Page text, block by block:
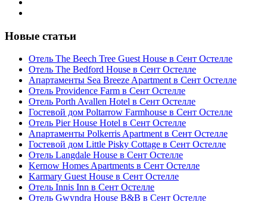
Новые статьи
Отель The Beech Tree Guest House в Сент Остелле
Отель The Bedford House в Сент Остелле
Апартаменты Sea Breeze Apartment в Сент Остелле
Отель Providence Farm в Сент Остелле
Отель Porth Avallen Hotel в Сент Остелле
Гостевой дом Poltarrow Farmhouse в Сент Остелле
Отель Pier House Hotel в Сент Остелле
Апартаменты Polkerris Apartment в Сент Остелле
Гостевой дом Little Pisky Cottage в Сент Остелле
Отель Langdale House в Сент Остелле
Kernow Homes Apartments в Сент Остелле
Karmary Guest House в Сент Остелле
Отель Innis Inn в Сент Остелле
Отель Gwyndra House B&B в Сент Остелле